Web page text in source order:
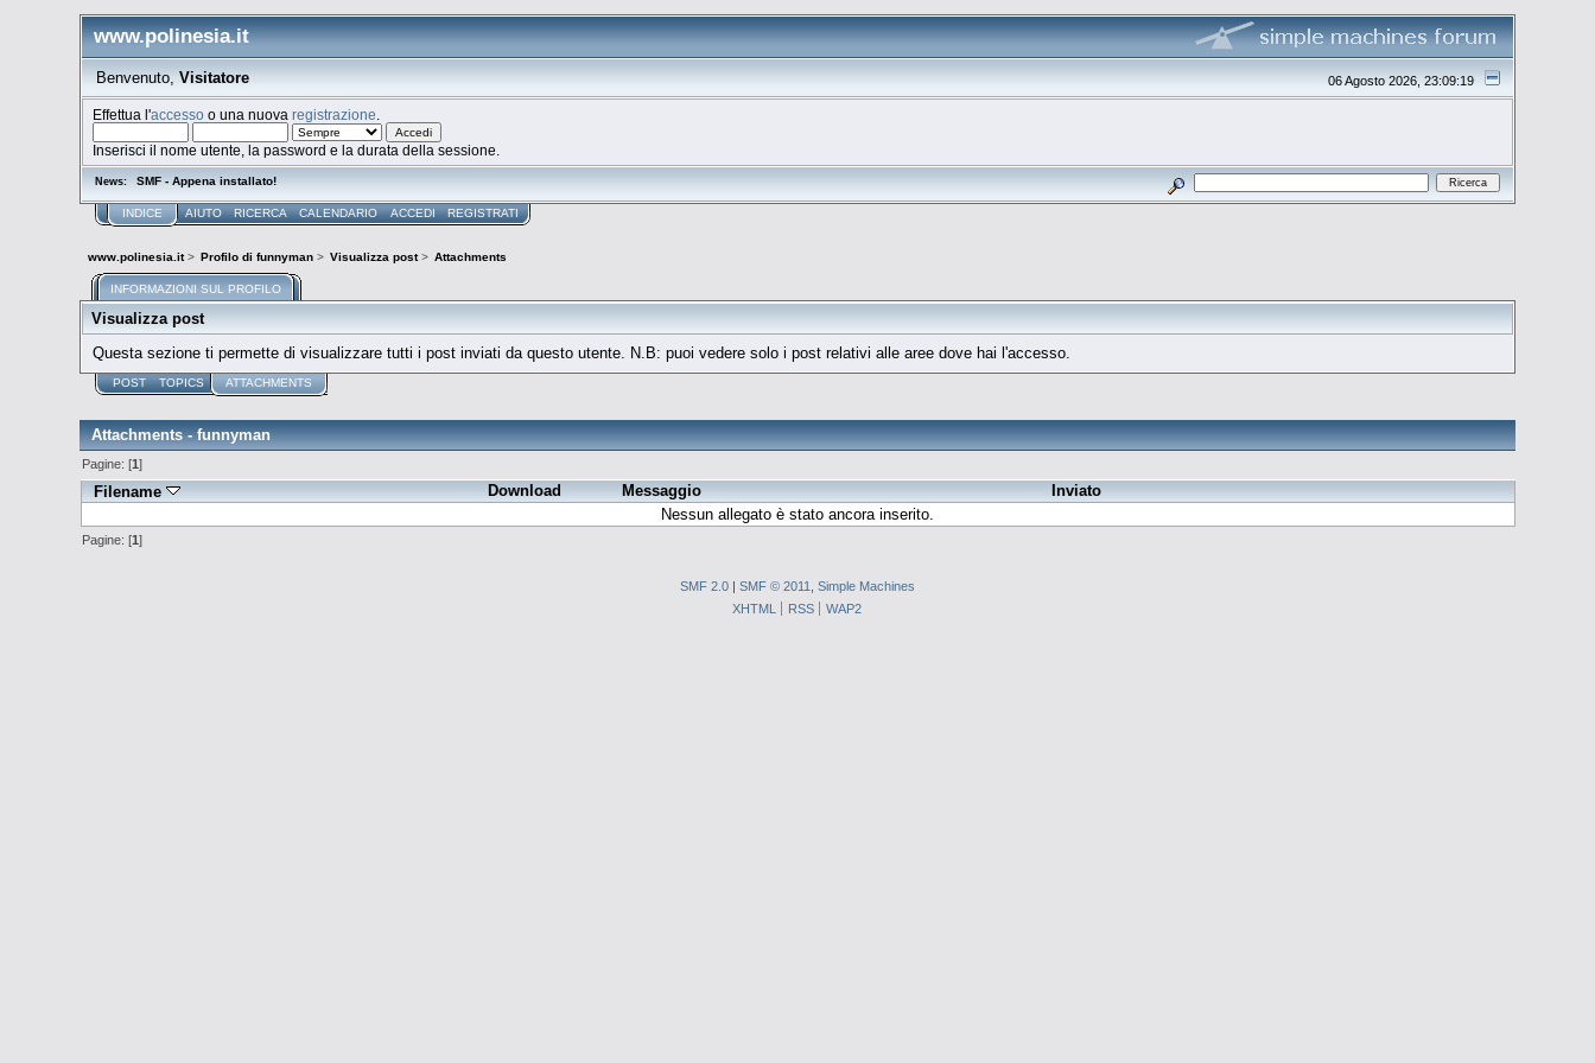
www.polinesia.it
06 Agosto 2026, 23:09:19
Benvenuto, Visitatore
Effettua l'accesso o una nuovaregistrazione
Inserisci il nome utente, la password e la durata della sessione.
News: SMF - Appena installato!
INDICE AIUTO RICERCA CALENDARIO ACCEDI REGISTRATI
www.polinesia.it> Profilo di funnyman> Visualizza post> Attachments
INFORMAZIONI SUL PROFILO
Visualizza post
Questa sezione ti permette di visualizzare tutti i post inviati da questo utente. N.B: puoi vedere solo i post relativi alle aree dove hai l'accesso.
POST TOPICS ATTACHMENTS
Attachments - funnyman
Pagine: [1]
Filename Download Messaggio
Inviato
Nessun allegato è stato ancora inserito.
Pagine: [1]
SMF 2.0 | SMF © 2011
Simple Machines
XHTML
RSS WAP2